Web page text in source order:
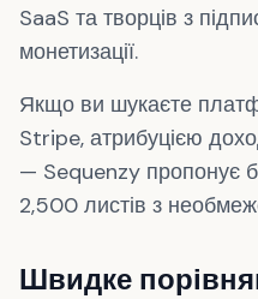
SaaS та творців з
монетизації.
Якщо ви шукаєте
Stripe, атрибуцією
— Sequenzy пропонує
2,500 листів з
Швидке